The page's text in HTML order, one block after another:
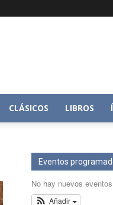
CLÁSICOS LIBROS
Eventos
No hay nuevos
Añadir